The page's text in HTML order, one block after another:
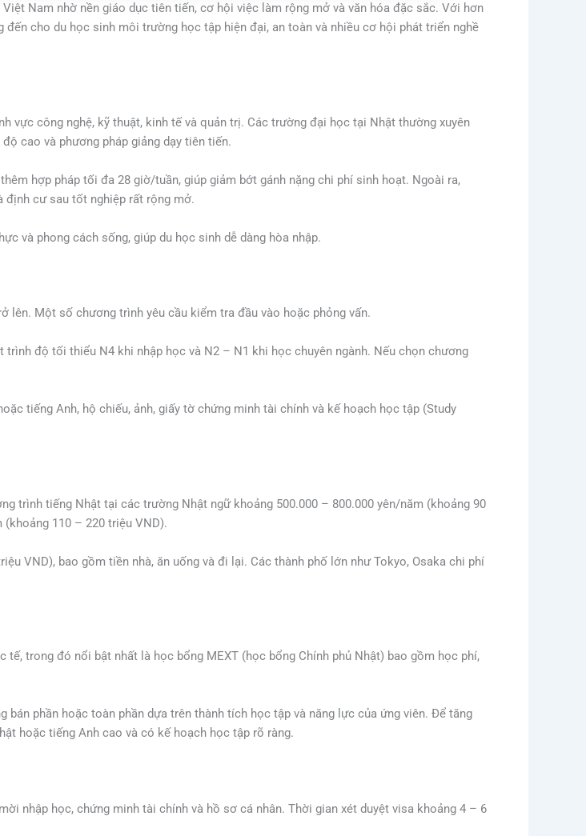
Nam nhờ nền giáo dục tiên tiến, cơ hội việc làm rộng mở và văn hóa đặc sắc. Với hơn
cho du học sinh môi trường học tập hiện đại, an toàn và nhiều cơ hội phát triển nghề
vực công nghệ, kỹ thuật, kinh tế và quản trị. Các trường đại học tại Nhật thường xuyên
cao và phương pháp giảng dạy tiên tiến.
hợp pháp tối đa 28 giờ/tuần, giúp giảm bớt gánh nặng chi phí sinh hoạt. Ngoài ra,
định cư sau tốt nghiệp rất rộng mở.
và phong cách sống, giúp du học sinh dễ dàng hòa nhập.
lên. Một số chương trình yêu cầu kiểm tra đầu vào hoặc phỏng vấn.
độ tối thiểu N4 khi nhập học và N2 – N1 khi học chuyên ngành. Nếu chọn chương
tiếng Anh, hộ chiếu, ảnh, giấy tờ chứng minh tài chính và kế hoạch học tập (Study
trình tiếng Nhật tại các trường Nhật ngữ khoảng 500.000 – 800.000 yên/năm (khoảng 90
110 – 220 triệu VND).
VND), bao gồm tiền nhà, ăn uống và đi lại. Các thành phố lớn như Tokyo, Osaka chi phí
trong đó nổi bật nhất là học bổng MEXT (học bổng Chính phủ Nhật) bao gồm học phí,
phần hoặc toàn phần dựa trên thành tích học tập và năng lực của ứng viên. Để tăng
hoặc tiếng Anh cao và có kế hoạch học tập rõ ràng.
nhập học, chứng minh tài chính và hồ sơ cá nhân. Thời gian xét duyệt visa khoảng 4 – 6